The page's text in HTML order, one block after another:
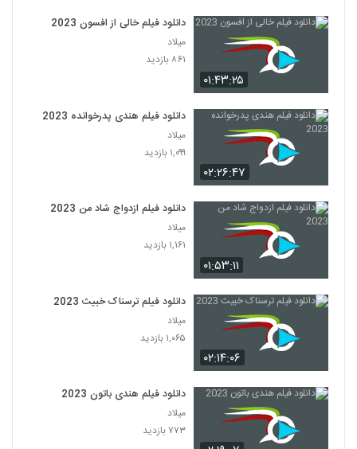
۰۱:۴۳:۲۵
دانلود فیلم خالی از افسون 2023
میلاد
۸۶۱ بازدید
۰۲:۲۶:۴۷
دانلود فیلم هندی پدرخوانده 2023
میلاد
۱,۰۹۹ بازدید
۰۱:۵۳:۱۱
دانلود فیلم ازدواج شاد من 2023
میلاد
۱,۱۶۱ بازدید
۰۲:۱۴:۰۶
دانلود فیلم ترسناک خبیث 2023
میلاد
۱,۰۶۵ بازدید
دانلود فیلم هندی باتون 2023
میلاد
۷۷۳ بازدید